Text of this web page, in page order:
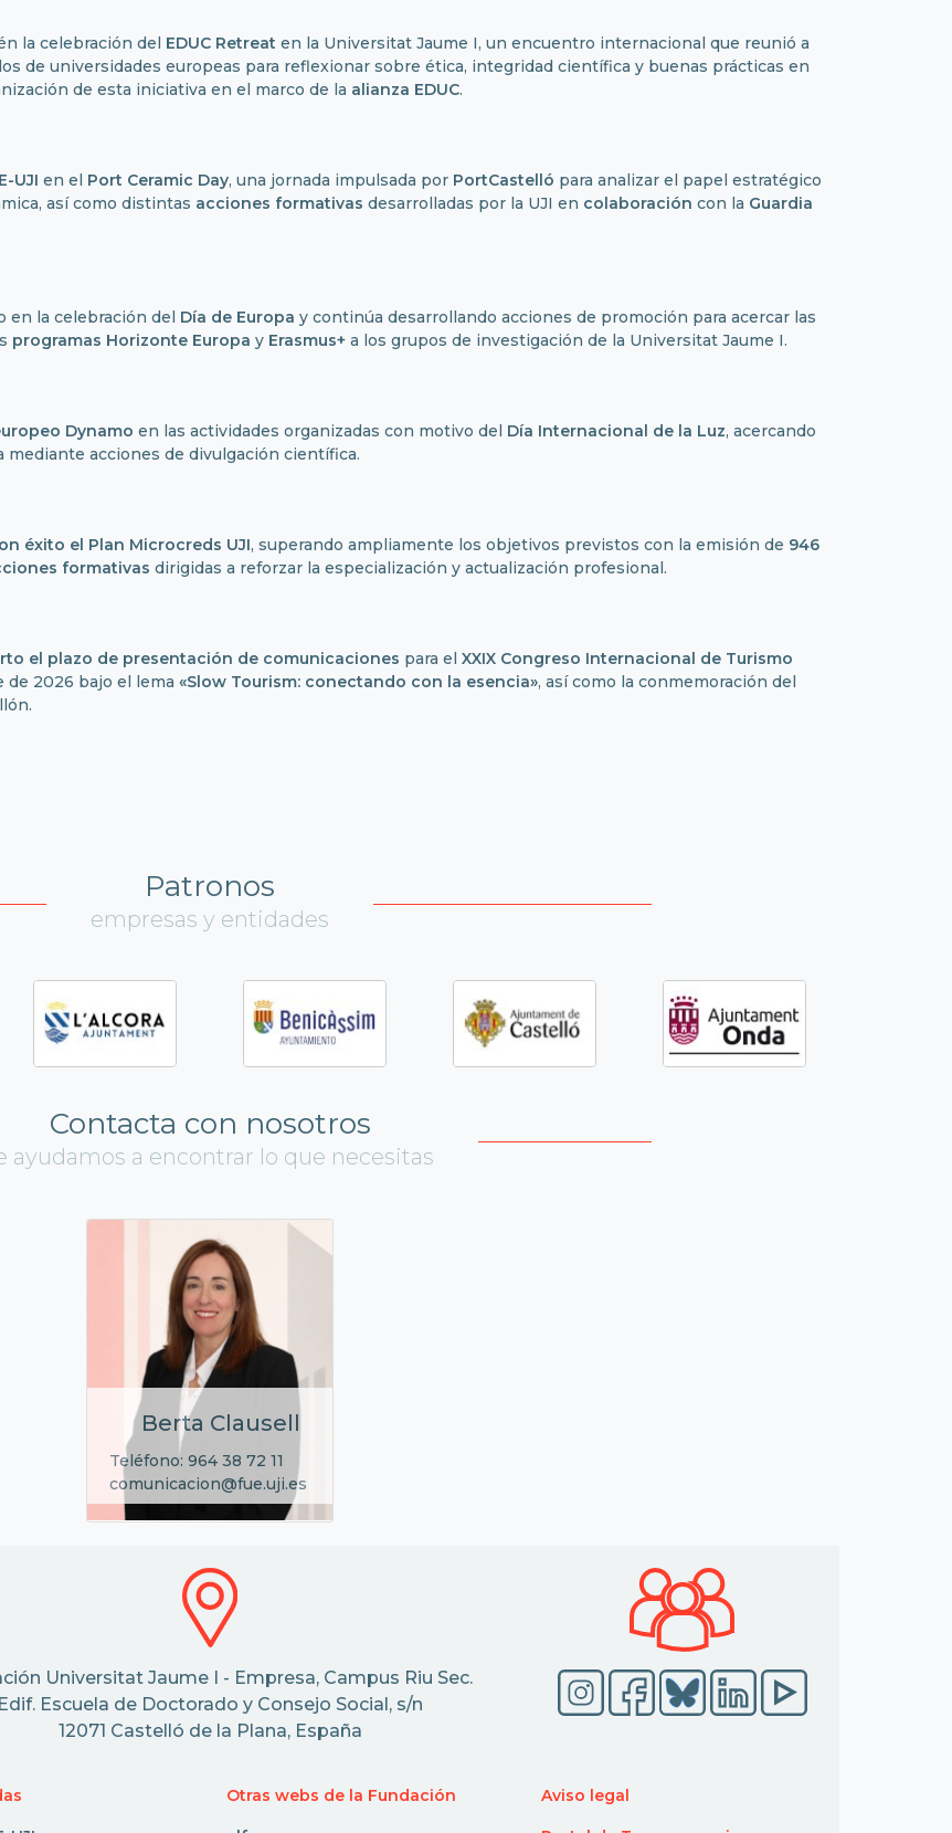
la celebración del EDUC Retreat en la Universitat Jaume I, un encuentro internacional que reunió a
de universidades europeas para reflexionar sobre ética, integridad científica y buenas prácticas en
de esta iniciativa en el marco de la alianza EDUC.
UJI en el Port Ceramic Day, una jornada impulsada por PortCastelló para analizar el papel estratégico
así como distintas acciones formativas desarrolladas por la UJI en colaboración con la Guardia
en la celebración del Día de Europa y continúa desarrollando acciones de promoción para acercar las
programas Horizonte Europa y Erasmus+ a los grupos de investigación de la Universitat Jaume I.
Dynamo en las actividades organizadas con motivo del Día Internacional de la Luz, acercando
acciones de divulgación científica.
éxito el Plan Microcreds UJI, superando ampliamente los objetivos previstos con la emisión de 946
formativas dirigidas a reforzar la especialización y actualización profesional.
el plazo de presentación de comunicaciones para el XXIX Congreso Internacional de Turismo
de 2026 bajo el lema «Slow Tourism: conectando con la esencia», así como la conmemoración del
Patronos
empresas y entidades
Contacta con nosotros
ayudamos a encontrar lo que necesitas
Berta Clausell
Teléfono: 964 38 72 11
comunicacion@fue.uji.es
Universitat Jaume I - Empresa, Campus Riu Sec.
Edif. Escuela de Doctorado y Consejo Social, s/n
12071 Castelló de la Plana, España
Otras webs de la Fundación Aviso legal